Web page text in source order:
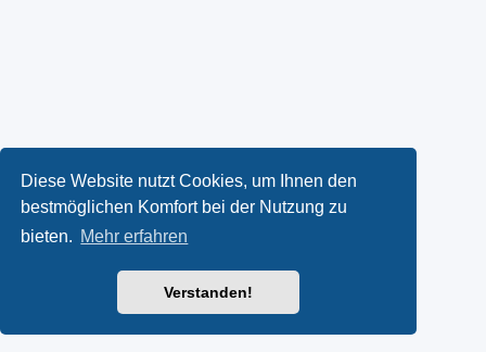
Diese Website nutzt Cookies, um Ihnen den
bestmöglichen Komfort bei der Nutzung zu
bieten. Mehr erfahren
Verstanden!